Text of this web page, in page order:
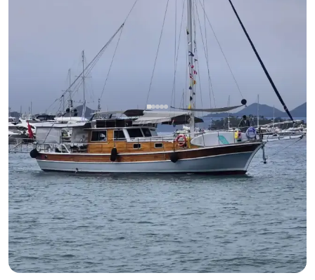
Göcek, Muğla Neues Boot
Day Boot Charter in Göcek (Up to 8 Gäste) | Twelve Inseln
Route, Kraftstoff inklusive
Mit Kapitaen
Gulet
Segeln 8 Pers. · 2 Kabine · 15.00m
Guenstigster
31.200 TL
Verfügbarkeit & Preis ansehen